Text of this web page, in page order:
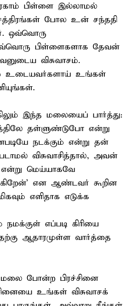
பிள்ளை இல்லாமல்
போல உன் சந்ததி
ஒவ்வொரு
பிள்ளைகளாக தேவன்
விசுவாசம்.
உடையவர்களாய் உங்கள்
இந்த மலையைப் பார்த்து:
தள்ளுண்டுபோ என்று
நடக்கும் என்று தன்
விசுவாசித்தால், அவன்
மெய்யாகவே
என ஆண்டவர் கூறின
எளிதாக எடுக்க
எப்படி கிரியை
ஆதாரமுள்ள வார்த்தை
போன்ற பிரச்சினை
உங்கள் விசுவாசக்